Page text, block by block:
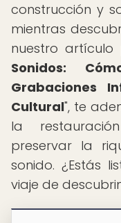
construcción y
mientras
nuestro artículo
Sonidos:
Grabaciones
Cultural", te
la
preservar la
sonido. ¿Estás
viaje de